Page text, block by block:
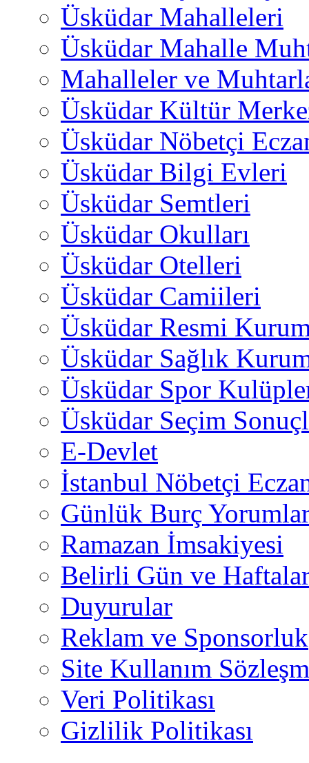
Üsküdar Mahalleleri
Üsküdar Mahalle
Mahalleler ve
Üsküdar Kültür
Üsküdar Nöbetçi
Üsküdar Bilgi Evleri
Üsküdar Semtleri
Üsküdar Okulları
Üsküdar Otelleri
Üsküdar Camiileri
Üsküdar Resmi
Üsküdar Sağlık
Üsküdar Spor
Üsküdar Seçim
E-Devlet
İstanbul Nöbetçi
Günlük Burç
Ramazan İmsakiyesi
Belirli Gün ve
Duyurular
Reklam ve Sponsorluk
Site Kullanım
Veri Politikası
Gizlilik Politikası